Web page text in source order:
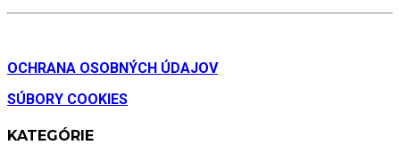
OCHRANA OSOBNÝCH ÚDAJOV
SÚBORY COOKIES
KATEGÓRIE